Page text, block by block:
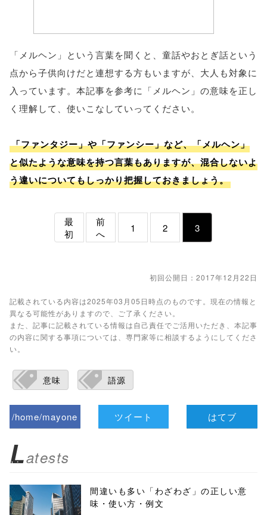
「メルヘン」という言葉を聞くと、童話やおとぎ話という
点から子供向けだと連想する方もいますが、大人も対象に
入っています。本記事を参考に「メルヘン」の意味を正し
く理解して、使いこなしていってください。
「ファンタジー」や「ファンシー」など、「メルヘン」
と似たような意味を持つ言葉もありますが、混合しないよ
う違いについてもしっかり把握しておきましょう。
最
初
前
へ
1 2 3
初回公開日：2017年12月22日
記載されている内容は2025年03月05日時点のものです。現在の情報と
異なる可能性がありますので、ご了承ください。
また、記事に記載されている情報は自己責任でご活用いただき、本記事
の内容に関する事項については、専門家等に相談するようにしてくださ
い。
意味 語源
/home/mayone
biz.jp/public_ht
ml/wp-
content/themes
ツイート はてブ
Latests
間違いも多い「わざわざ」の正しい意
味・使い方・例文